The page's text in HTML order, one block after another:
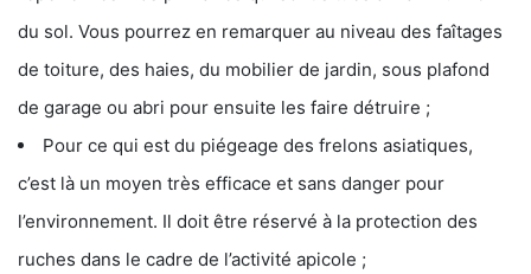
du sol. Vous pourrez en remarquer au niveau des faîtages
de toiture, des haies, du mobilier de jardin, sous plafond
de garage ou abri pour ensuite les faire détruire ;
Pour ce qui est du piégeage des frelons asiatiques,
c’est là un moyen très efficace et sans danger pour
l’environnement. Il doit être réservé à la protection des
ruches dans le cadre de l’activité apicole ;